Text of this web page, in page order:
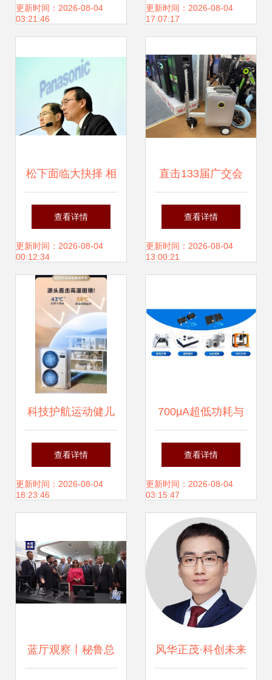
犀牛工厂
更新时间：2026-08-04
03:21:46
芯微电子助力企业
更新时间：2026-08-04
17:07:17
松下面临大抉择 相
机部门该何去何从
查看详情
更新时间：2026-08-04
00:12:34
直击133届广交会
亚马逊爆款亮相，
新奇特产品科技感
盖森电子科技
查看详情
更新时间：2026-08-04
13:00:21
科技护航运动健儿
圆梦巴黎—美的空
调成为国家队备战
码
查看详情
更新时间：2026-08-04
18:23:46
700μA超低功耗与
5kHz高带宽 纳芯
微推出MT932X线
性位置传感器，赋
能纳沃盖森电子科
技前沿应用
查看详情
更新时间：2026-08-04
03:15:47
蓝厅观察丨秘鲁总 风华正茂·科创未来